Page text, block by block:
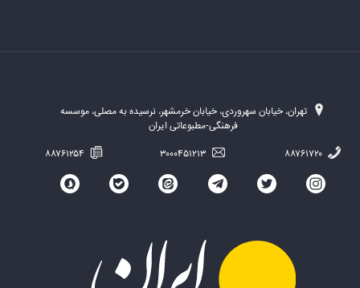
تهران، خیابان سهروردی، خیابان خرمشهر، نرسیده به مصلی، موسسه
فرهنگی-مطبوعاتی ایران